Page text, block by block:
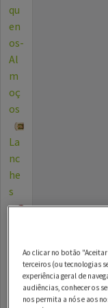
qu
en
os-
Al
m
oç
os
La
nc
he
s
Die
Ao clicar no botão
terceiros (ou tecnologias
experiência geral de
audiências, conhecer os
nos permita a nós e aos